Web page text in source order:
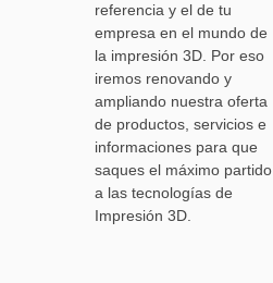
referencia y el de tu
empresa en el mundo de
la impresión 3D. Por eso
iremos renovando y
ampliando nuestra oferta
de productos, servicios e
informaciones para que
saques el máximo partido
a las tecnologías de
Impresión 3D.